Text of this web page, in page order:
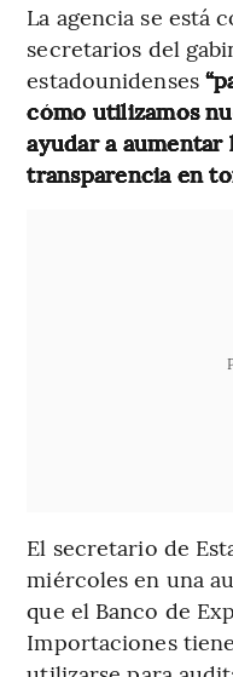
La agencia se está
secretarios del
estadounidenses
cómo utilizamos
ayudar a aumentar
transparencia en
El secretario de
miércoles en una
que el Banco de
Importaciones